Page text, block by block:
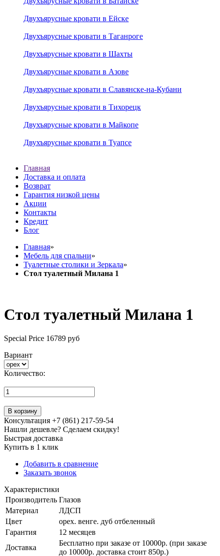
Двухъярусные кровати в Ейске
Двухъярусные кровати в Таганроге
Двухъярусные кровати в Шахты
Двухъярусные кровати в Азове
Двухъярусные кровати в Славянске-на-Кубани
Двухъярусные кровати в Тихорецк
Двухъярусные кровати в Майкопе
Двухъярусные кровати в Туапсе
Главная
Доставка и оплата
Возврат
Гарантия низкой цены
Акции
Контакты
Кредит
Блог
Главная»
Мебель для спальни»
Туалетные столики и Зеркала»
Стол туалетный Милана 1
Стол туалетный Милана 1
Special Price 16789 руб
Вариант
Количество:
В корзину
Консультация +7 (861) 217-59-54
Нашли дешевле? Сделаем скидку!
Быстрая доставка
Купить в 1 клик
Добавить в сравнение
Заказать звонок
Характеристики
Производитель Глазов
Материал
ЛДСП
Цвет
орех. венге. дуб отбеленный
Гарантия
12 месяцев
Доставка
Бесплатно при заказе от 10000р. (при заказе
до 10000р. доставка стоит 850р.)